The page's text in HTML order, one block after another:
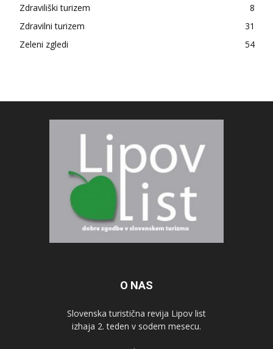
Zdraviliški turizem
8
Zdravilni turizem
31
Zeleni zgledi
54
O NAS
Slovenska turistična revija Lipov list
izhaja 2. teden v sodem mesecu.